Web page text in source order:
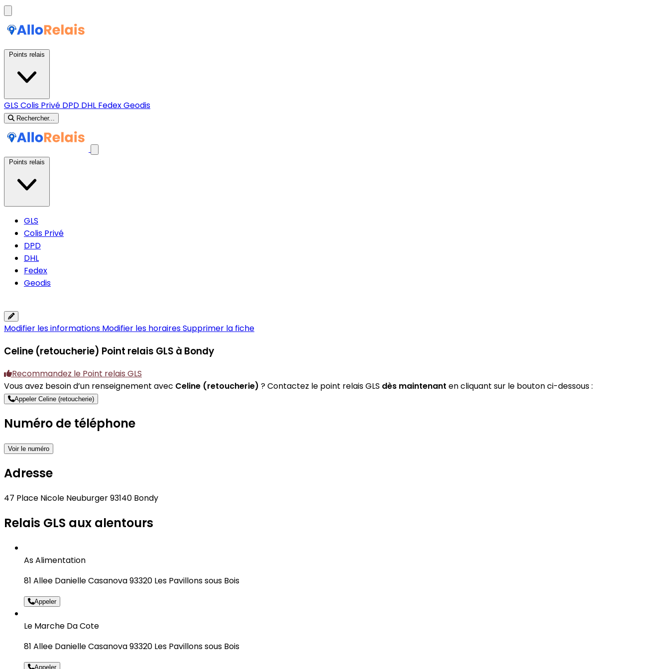
GLS Colis Privé DPD DHL FedexGeodis
Rechercher...
GLS
Colis Privé
DPD
DHL
Fedex
Geodis
Modifier les informations Modifier les horairesSupprimer la fiche
Celine (retoucherie) Point relais GLS à Bondy
Recommandez le Point relais GLS
Vous avez besoin d’un renseignement avec Celine (retoucherie) ? Contactez le point relais GLS dès maintenant en cliquant sur le bouton ci-dessous :
Appeler Celine (retoucherie)
Numéro de téléphone
Voir le numéro
Adresse
47 Place Nicole Neuburger 93140 Bondy
Relais GLS aux alentours
As Alimentation
81 Allee Danielle Casanova 93320 Les Pavillons sous Bois
Appeler
Le Marche Da Cote
81 Allee Danielle Casanova 93320 Les Pavillons sous Bois
Appeler